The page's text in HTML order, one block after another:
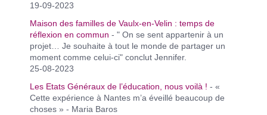
19-09-2023
Maison des familles de Vaulx-en-Velin : temps de
réflexion en commun - " On se sent appartenir à un
projet… Je souhaite à tout le monde de partager un
moment comme celui-ci" conclut Jennifer.
25-08-2023
Les Etats Généraux de l’éducation, nous voilà ! - «
Cette expérience à Nantes m’a éveillé beaucoup de
choses » - Maria Baros